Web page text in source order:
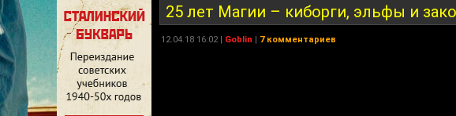
25 лет Магии – киборги, эльфы и
12.04.18 16:02 | Goblin | 7 комментариев